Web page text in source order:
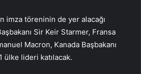
imza töreninin de yer alacağı
Sir Keir Starmer, Fransa
Macron, Kanada Başbakanı
ülke lideri katılacak.